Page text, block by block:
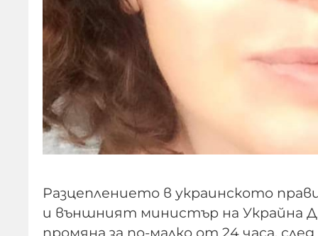
Разцеплението в украинското
и външният министър на Украйна